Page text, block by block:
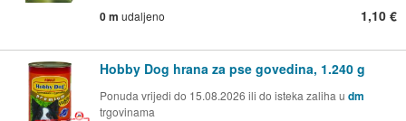
0 m udaljeno 1,10 €
Hobby Dog hrana za pse govedina, 1.240 g
Ponuda vrijedi do 15.08.2026 ili do isteka zaliha u dm
trgovinama